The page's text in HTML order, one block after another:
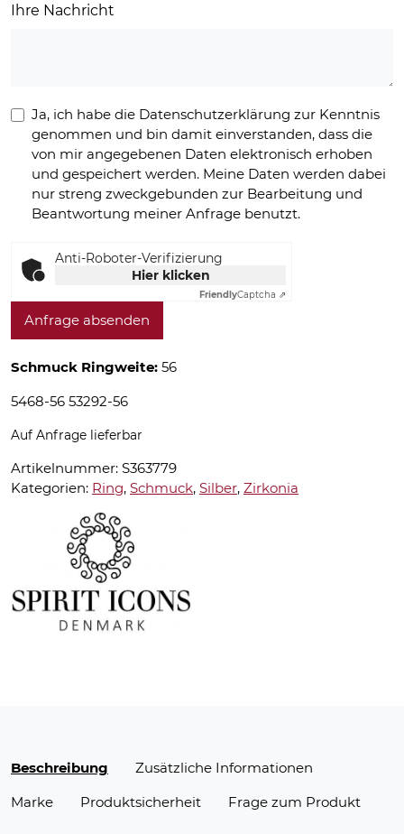
Ihre Nachricht
Ja, ich habe die Datenschutzerklärung zur Kenntnis
genommen und bin damit einverstanden, dass die
von mir angegebenen Daten elektronisch erhoben
und gespeichert werden. Meine Daten werden dabei
nur streng zweckgebunden zur Bearbeitung und
Beantwortung meiner Anfrage benutzt.
Anti-Roboter-Verifizierung
Hier klicken
FriendlyCaptcha ⇗
Anfrage absenden
Schmuck Ringweite: 56
5468-56 53292-56
Auf Anfrage lieferbar
Artikelnummer: S363779
Kategorien: Ring, Schmuck, Silber, Zirkonia
Beschreibung
Zusätzliche Informationen
Marke
Produktsicherheit Frage zum Produkt